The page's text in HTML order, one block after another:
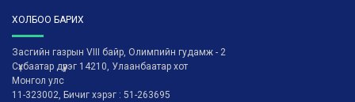
ХОЛБОО БАРИХ
Засгийн газрын VIII байр, Олимпийн гудамж - 2
Сүхбаатар дүүрэг 14210, Улаанбаатар хот
Монгол улс
11-323002, Бичиг хэрэг : 51-263695